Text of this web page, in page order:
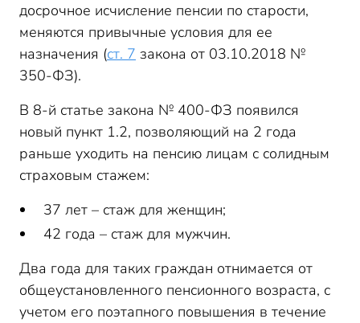
досрочное исчисление пенсии по старости,
меняются привычные условия для ее
назначения (ст. 7 закона от 03.10.2018 №
350-ФЗ).
В 8-й статье закона № 400-ФЗ появился
новый пункт 1.2, позволяющий на 2 года
раньше уходить на пенсию лицам с солидным
страховым стажем:
37 лет – стаж для женщин;
42 года – стаж для мужчин.
Два года для таких граждан отнимается от
общеустановленного пенсионного возраста, с
учетом его поэтапного повышения в течение